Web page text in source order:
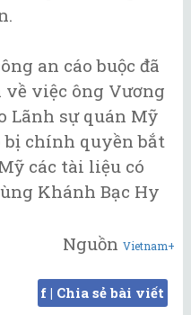
an cáo buộc đã
việc ông Vương
Lãnh sự quán Mỹ
bị chính quyền bắt
các tài liệu có
Khánh Bạc Hy
Nguồn Vietnam+
f | Chia sẻ bài viết